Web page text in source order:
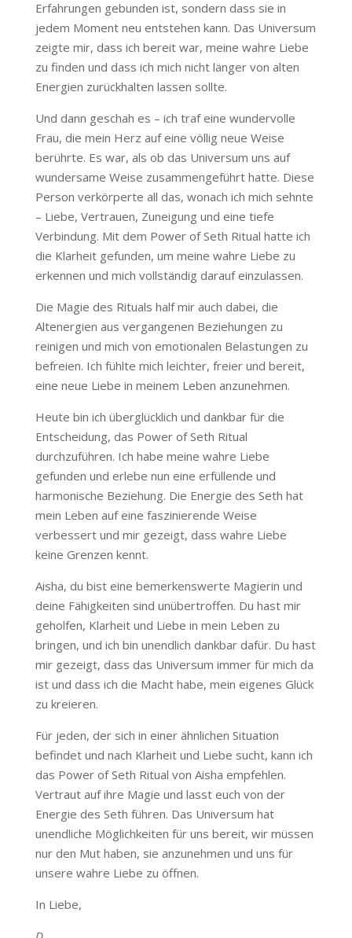
Erfahrungen gebunden ist, sondern dass sie in
jedem Moment neu entstehen kann. Das Universum
zeigte mir, dass ich bereit war, meine wahre Liebe
zu finden und dass ich mich nicht länger von alten
Energien zurückhalten lassen sollte.
Und dann geschah es – ich traf eine wundervolle
Frau, die mein Herz auf eine völlig neue Weise
berührte. Es war, als ob das Universum uns auf
wundersame Weise zusammengeführt hatte. Diese
Person verkörperte all das, wonach ich mich sehnte
– Liebe, Vertrauen, Zuneigung und eine tiefe
Verbindung. Mit dem Power of Seth Ritual hatte ich
die Klarheit gefunden, um meine wahre Liebe zu
erkennen und mich vollständig darauf einzulassen.
Die Magie des Rituals half mir auch dabei, die
Altenergien aus vergangenen Beziehungen zu
reinigen und mich von emotionalen Belastungen zu
befreien. Ich fühlte mich leichter, freier und bereit,
eine neue Liebe in meinem Leben anzunehmen.
Heute bin ich überglücklich und dankbar für die
Entscheidung, das Power of Seth Ritual
durchzuführen. Ich habe meine wahre Liebe
gefunden und erlebe nun eine erfüllende und
harmonische Beziehung. Die Energie des Seth hat
mein Leben auf eine faszinierende Weise
verbessert und mir gezeigt, dass wahre Liebe
keine Grenzen kennt.
Aisha, du bist eine bemerkenswerte Magierin und
deine Fähigkeiten sind unübertroffen. Du hast mir
geholfen, Klarheit und Liebe in mein Leben zu
bringen, und ich bin unendlich dankbar dafür. Du hast
mir gezeigt, dass das Universum immer für mich da
ist und dass ich die Macht habe, mein eigenes Glück
zu kreieren.
Für jeden, der sich in einer ähnlichen Situation
befindet und nach Klarheit und Liebe sucht, kann ich
das Power of Seth Ritual von Aisha empfehlen.
Vertraut auf ihre Magie und lasst euch von der
Energie des Seth führen. Das Universum hat
unendliche Möglichkeiten für uns bereit, wir müssen
nur den Mut haben, sie anzunehmen und uns für
unsere wahre Liebe zu öffnen.
In Liebe,